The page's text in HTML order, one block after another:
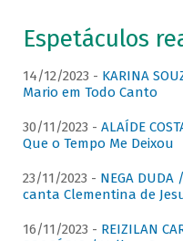
Espetáculos
14/12/2023 - KARINA
Mario em Todo Canto
30/11/2023 - ALAÍDE
Que o Tempo Me Deixou
23/11/2023 - NEGA
canta Clementina de
16/11/2023 - REIZILAN